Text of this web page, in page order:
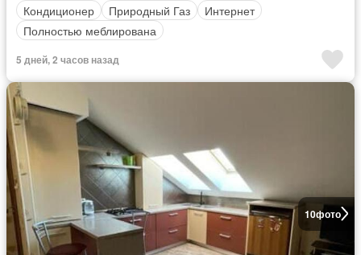
Кондиционер
Природный Газ
Интернет
Полностью меблирована
5 дней, 2 часов назад
10фото